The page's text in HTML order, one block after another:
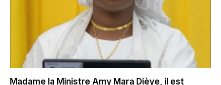
Madame la Ministre Amy Mara Dièye, il est